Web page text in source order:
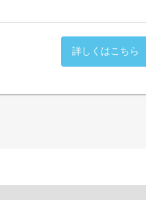
詳しくはこちら